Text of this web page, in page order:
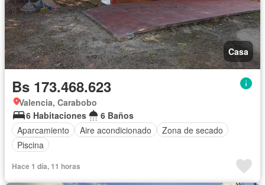
Casa
Bs 173.468.623
Valencia, Carabobo
6 Habitaciones
6 Baños
Aparcamiento
Aire acondicionado
Zona de secado
Piscina
Hace 1 día, 11 horas